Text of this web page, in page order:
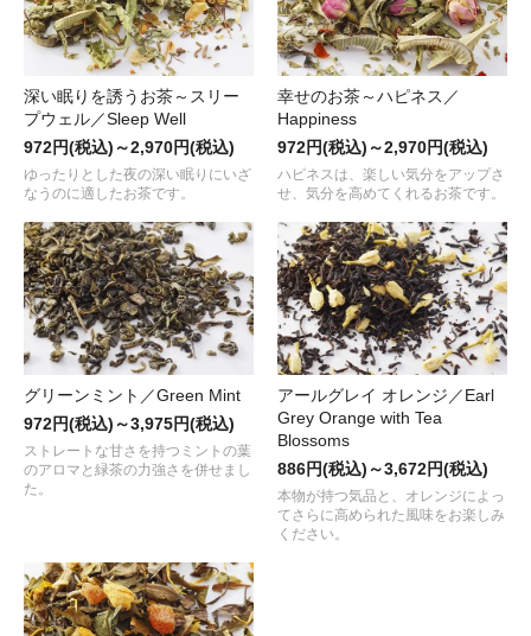
深い眠りを誘うお茶～スリー
プウェル／Sleep Well
972円(税込)～2,970円(税込)
ゆったりとした夜の深い眠りにいざ
なうのに適したお茶です。
幸せのお茶～ハピネス／
Happiness
972円(税込)～2,970円(税込)
ハピネスは、楽しい気分をアップさ
せ、気分を高めてくれるお茶です。
グリーンミント／Green Mint
972円(税込)～3,975円(税込)
ストレートな甘さを持つミントの葉
のアロマと緑茶の力強さを併せまし
た。
アールグレイ オレンジ／Earl
Grey Orange with Tea
Blossoms
886円(税込)～3,672円(税込)
本物が持つ気品と、オレンジによっ
てさらに高められた風味をお楽しみ
ください。